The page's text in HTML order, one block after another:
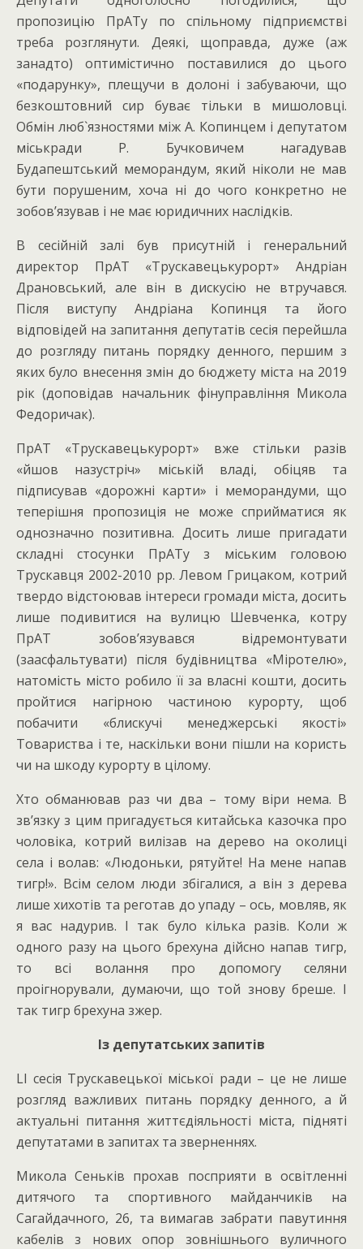
пропозицію ПрАТу по спільному підприємстві
треба розглянути. Деякі, щоправда, дуже (аж
занадто) оптимістично поставилися до цього
«подарунку», плещучи в долоні і забуваючи, що
безкоштовний сир буває тільки в мишоловці.
Обмін люб`язностями між А. Копинцем і депутатом
міськради Р. Бучковичем нагадував
Будапештський меморандум, який ніколи не мав
бути порушеним, хоча ні до чого конкретно не
зобов’язував і не має юридичних наслідків.
В сесійній залі був присутній і генеральний
директор ПрАТ «Трускавецькурорт» Андріан
Драновський, але він в дискусію не втручався.
Після виступу Андріана Копинця та його
відповідей на запитання депутатів сесія перейшла
до розгляду питань порядку денного, першим з
яких було внесення змін до бюджету міста на 2019
рік (доповідав начальник фінуправління Микола
Федоричак).
ПрАТ «Трускавецькурорт» вже стільки разів
«йшов назустріч» міській владі, обіцяв та
підписував «дорожні карти» і меморандуми, що
теперішня пропозиція не може сприйматися як
однозначно позитивна. Досить лише пригадати
складні стосунки ПрАТу з міським головою
Трускавця 2002-2010 рр. Левом Грицаком, котрий
твердо відстоював інтереси громади міста, досить
лише подивитися на вулицю Шевченка, котру
ПрАТ зобов’язувався відремонтувати
(заасфальтувати) після будівництва «Міротелю»,
натомість місто робило її за власні кошти, досить
пройтися нагірною частиною курорту, щоб
побачити «блискучі менеджерські якості»
Товариства і те, наскільки вони пішли на користь
чи на шкоду курорту в цілому.
Хто обманював раз чи два – тому віри нема. В
зв’язку з цим пригадується китайська казочка про
чоловіка, котрий вилізав на дерево на околиці
села і волав: «Людоньки, рятуйте! На мене напав
тигр!». Всім селом люди збігалися, а він з дерева
лише хихотів та реготав до упаду – ось, мовляв, як
я вас надурив. І так було кілька разів. Коли ж
одного разу на цього брехуна дійсно напав тигр,
то всі волання про допомогу селяни
проігнорували, думаючи, що той знову бреше. І
так тигр брехуна зжер.
Із депутатських запитів
LI сесія Трускавецької міської ради – це не лише
розгляд важливих питань порядку денного, а й
актуальні питання життєдіяльності міста, підняті
депутатами в запитах та зверненнях.
Микола Сеньків прохав посприяти в освітленні
дитячого та спортивного майданчиків на
Сагайдачного, 26, та вимагав забрати павутиння
кабелів з нових опор зовнішнього вуличного